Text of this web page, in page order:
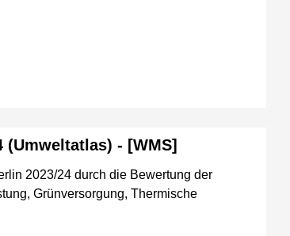
(Umweltatlas) - [WMS]
2023/24 durch die Bewertung der
Grünversorgung, Thermische